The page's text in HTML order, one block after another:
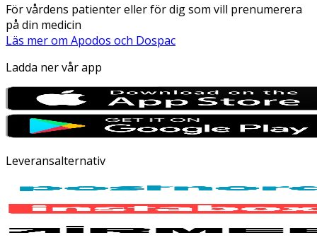
För vårdens patienter eller för dig som vill prenumerera
på din medicin
Läs mer om Apodos och Dospac
Ladda ner vår app
Leveransalternativ